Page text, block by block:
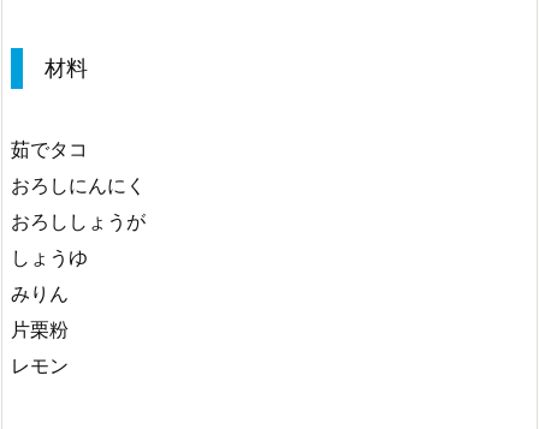
材料
茹でタコ
おろしにんにく
おろししょうが
しょうゆ
みりん
片栗粉
レモン